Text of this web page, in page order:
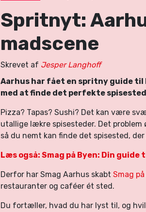
Spritnyt:
madscene
Skrevet af Jesper Langhoff
Aarhus har fået en spritny guide til
med at finde det perfekte
Pizza? Tapas? Sushi? Det kan være
utallige lækre spisesteder. Det problem
så du nemt kan finde det spisested,
Læs også: Smag på Byen: Din guide
Derfor har Smag Aarhus skabt Smag
restauranter og caféer ét sted.
Du fortæller, hvad du har lyst til, og